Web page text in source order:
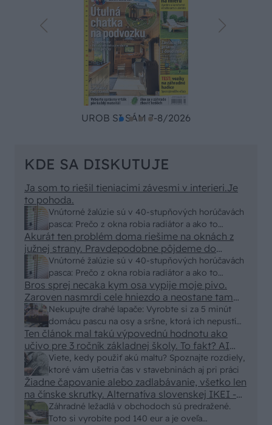
UROB SI SÁM 7-8/2026
KDE SA DISKUTUJE
Vnútorné žalúzie sú v 40-stupňových horúčavách
pasca: Prečo z okna robia radiátor a ako to
vyriešiť za pár eur?
Ja som to riešil tieniacimi závesmi v interieri.Je
to pohoda.
Vnútorné žalúzie sú v 40-stupňových horúčavách
pasca: Prečo z okna robia radiátor a ako to
vyriešiť za pár eur?
Akurát ten problém doma riešime na oknách z
južnej strany. Pravdepodobne pôjdeme do
vonkajšieho tienenia na spôsob markízy
250x150cm. Čínsky predajcovia idú okolo 100
eur kus.
Nekupujte drahé lapače: Vyrobte si za 5 minút
domácu pascu na osy a sršne, ktorá ich nepustí
von
Bros sprej necaka kym osa vypije moje pivo.
Zaroven nasmrdi cele hniezdo a neostane tam
nic zive. Vasa pasca naucinke moc efektivne.
Skor pritiahne slimaky
Viete, kedy použiť akú maltu? Spoznajte rozdiely,
ktoré vám ušetria čas v stavebninách aj pri práci
Ten článok mal takú výpovednú hodnotu ako
učivo pre 3 ročník základnej školy. To fakt? AI
alebo nejaka kniha z VŠ? Dnešné rychlotvrdnuce
malty - pevnosť 40 Mpa a doba schnutia tak 15
minut , k tomu vodotesné s kryštálikou. A rozdiel
- schnutie a zretie. Nič?
Záhradné ležadlá v obchodoch sú predražené.
Toto si vyrobíte pod 140 eur a je oveľa
Žiadne čapovanie alebo zadlabávanie, všetko len
na čínske skrutky. Alternatíva slovenskej IKEI -
čo sa týka pevnosti. Autor si nedal veľa námahy s
remeselným spracovaním, škoda. No lepšie než